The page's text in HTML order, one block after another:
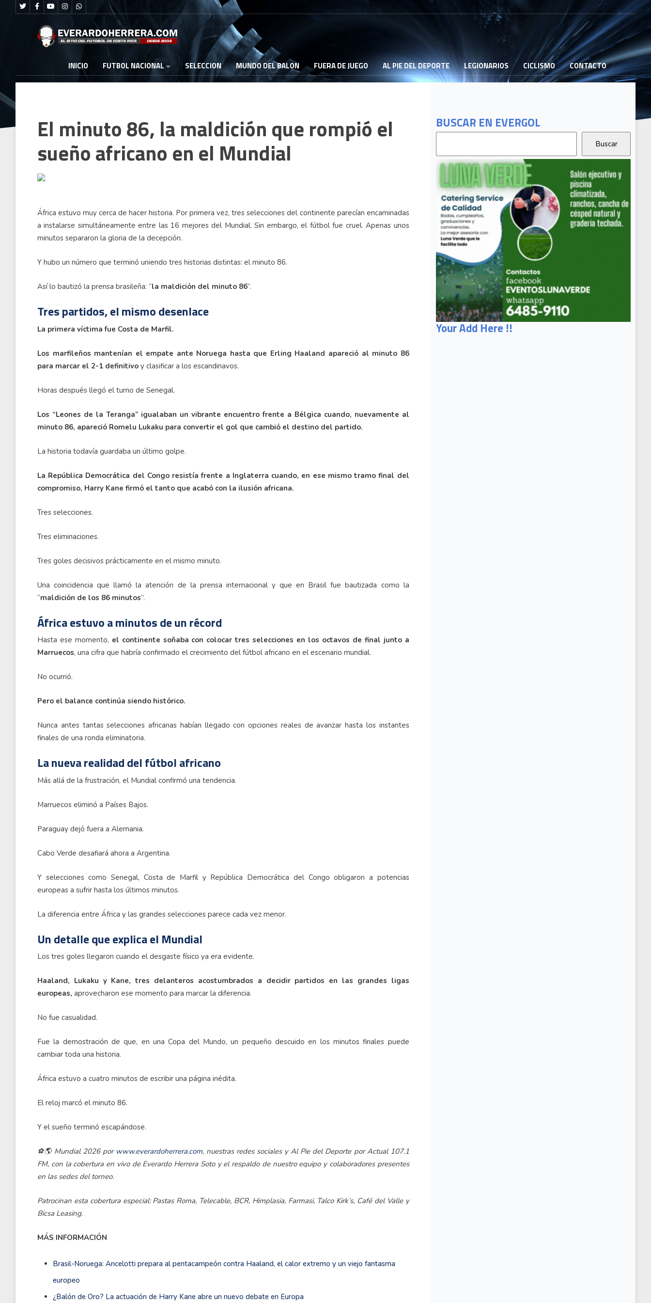
INICIO FUTBOL NACIONAL SELECCION MUNDO DEL BALON FUERA DE JUEGO AL PIE DEL DEPORTE LEGIONARIOS CICLISMO CONTACTO
BUSCAR EN EVERGOL
Your Add Here !!
El minuto 86, la maldición que rompió el
sueño africano en el Mundial
África estuvo muy cerca de hacer historia. Por primera vez, tres selecciones del continente parecían encaminadas
a instalarse simultáneamente entre las 16 mejores del Mundial. Sin embargo, el fútbol fue cruel. Apenas unos
minutos separaron la gloria de la decepción.
Y hubo un número que terminó uniendo tres historias distintas: el minuto 86.
Así lo bautizó la prensa brasileña: “la maldición del minuto 86”.
Tres partidos, el mismo desenlace
La primera víctima fue Costa de Marfil.
Los marfileños mantenían el empate ante Noruega hasta que Erling Haaland apareció al minuto 86
para marcar el 2-1 definitivo y clasificar a los escandinavos.
Horas después llegó el turno de Senegal.
Los “Leones de la Teranga” igualaban un vibrante encuentro frente a Bélgica cuando, nuevamente al
minuto 86, apareció Romelu Lukaku para convertir el gol que cambió el destino del partido.
La historia todavía guardaba un último golpe.
La República Democrática del Congo resistía frente a Inglaterra cuando, en ese mismo tramo final del
compromiso, Harry Kane firmó el tanto que acabó con la ilusión africana.
Tres selecciones.
Tres eliminaciones.
Tres goles decisivos prácticamente en el mismo minuto.
Una coincidencia que llamó la atención de la prensa internacional y que en Brasil fue bautizada como la
“maldición de los 86 minutos”.
África estuvo a minutos de un récord
Hasta ese momento, el continente soñaba con colocar tres selecciones en los octavos de final junto a
Marruecos, una cifra que habría confirmado el crecimiento del fútbol africano en el escenario mundial.
No ocurrió.
Pero el balance continúa siendo histórico.
Nunca antes tantas selecciones africanas habían llegado con opciones reales de avanzar hasta los instantes
finales de una ronda eliminatoria.
La nueva realidad del fútbol africano
Más allá de la frustración, el Mundial confirmó una tendencia.
Marruecos eliminó a Países Bajos.
Paraguay dejó fuera a Alemania.
Cabo Verde desafiará ahora a Argentina.
Y selecciones como Senegal, Costa de Marfil y República Democrática del Congo obligaron a potencias
europeas a sufrir hasta los últimos minutos.
La diferencia entre África y las grandes selecciones parece cada vez menor.
Un detalle que explica el Mundial
Los tres goles llegaron cuando el desgaste físico ya era evidente.
Haaland, Lukaku y Kane, tres delanteros acostumbrados a decidir partidos en las grandes ligas
europeas, aprovecharon ese momento para marcar la diferencia.
No fue casualidad.
Fue la demostración de que, en una Copa del Mundo, un pequeño descuido en los minutos finales puede
cambiar toda una historia.
África estuvo a cuatro minutos de escribir una página inédita.
El reloj marcó el minuto 86.
Y el sueño terminó escapándose.
⚽🌎 Mundial 2026 por www.everardoherrera.com, nuestras redes sociales y Al Pie del Deporte por Actual 107.1
FM, con la cobertura en vivo de Everardo Herrera Soto y el respaldo de nuestro equipo y colaboradores presentes
en las sedes del torneo.
Patrocinan esta cobertura especial: Pastas Roma, Telecable, BCR, Himplasia, Farmasi, Talco Kirk’s, Café del Valle y
Bicsa Leasing.
MÁS INFORMACIÓN
Brasil-Noruega: Ancelotti prepara al pentacampeón contra Haaland, el calor extremo y un viejo fantasma
europeo
¿Balón de Oro? La actuación de Harry Kane abre un nuevo debate en Europa